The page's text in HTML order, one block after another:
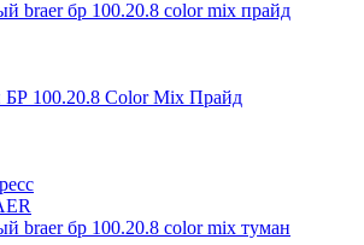
100.20.8 Color Mix Прайд